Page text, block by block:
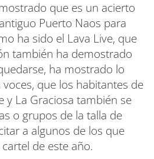
que es un acierto
Puerto Naos para
ha sido el Lava Live, que
también ha demostrado
ha mostrado lo
que los habitantes de
y La Graciosa también se
o grupos de la talla de
a algunos de los que
de este año.